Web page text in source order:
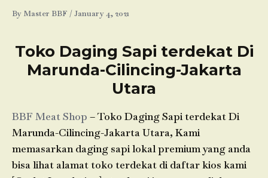
By Master BBF /January 4, 2021
Toko Daging Sapi terdekat Di
Marunda-Cilincing-Jakarta
Utara
BBF Meat Shop – Toko Daging Sapi terdekat Di
Marunda-Cilincing-Jakarta Utara, Kami
memasarkan daging sapi lokal premium yang anda
bisa lihat alamat toko terdekat di daftar kios kami